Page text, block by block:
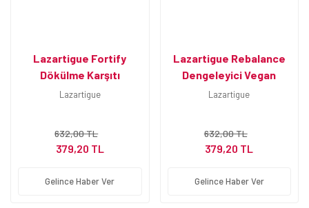
Lazartigue Fortify
Dökülme Karşıtı
Güçlendirici Vegan
Lazartigue
632,00 TL
379,20 TL
Gelince Haber Ver
Lazartigue Rebalance
Dengeleyici Vegan
Şampuan 250 ml
Lazartigue
632,00 TL
379,20 TL
Gelince Haber Ver